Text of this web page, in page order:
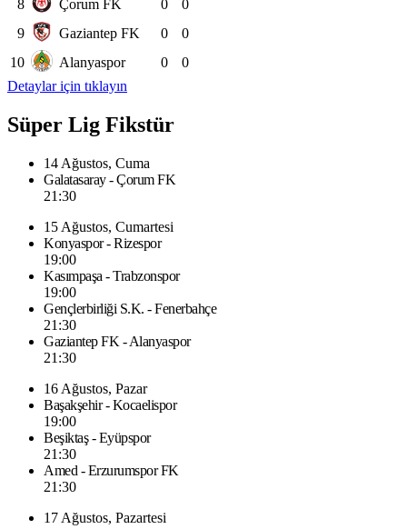
8
Çorum FK 0
0
9
Gaziantep FK 0
0
10
Alanyaspor 0
0
Detaylar için tıklayın
Süper Lig Fikstür
14 Ağustos, Cuma
Galatasaray - Çorum FK
21:30
15 Ağustos, Cumartesi
Konyaspor - Rizespor
19:00
Kasımpaşa - Trabzonspor
19:00
Gençlerbirliği S.K. - Fenerbahçe
21:30
Gaziantep FK - Alanyaspor
21:30
16 Ağustos, Pazar
Başakşehir - Kocaelispor
19:00
Beşiktaş - Eyüpspor
21:30
Amed - Erzurumspor FK
21:30
17 Ağustos, Pazartesi